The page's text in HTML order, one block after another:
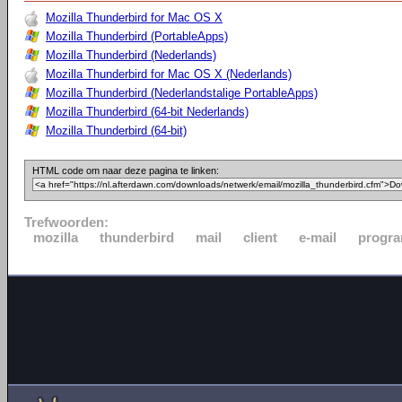
Mozilla Thunderbird for Mac OS X
Mozilla Thunderbird (PortableApps)
Mozilla Thunderbird (Nederlands)
Mozilla Thunderbird for Mac OS X (Nederlands)
Mozilla Thunderbird (Nederlandstalige PortableApps)
Mozilla Thunderbird (64-bit Nederlands)
Mozilla Thunderbird (64-bit)
HTML code om naar deze pagina te linken:
Trefwoorden:
mozilla
thunderbird mail client e-mail